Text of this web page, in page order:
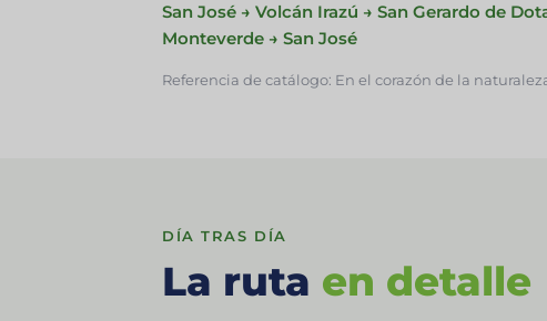
San José → Volcán Irazú → San Gerardo de
Monteverde → San José
Referencia de catálogo: En el corazón de la
DÍA TRAS DÍA
La ruta en detalle